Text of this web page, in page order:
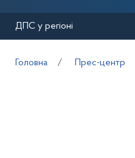
ДПС у регіоні
Головна Прес-центр